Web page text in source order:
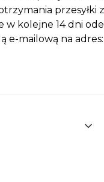
przesyłki
kolejne 14 dni
e-mailową na adres: